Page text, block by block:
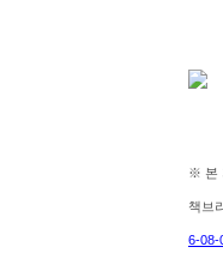
※ 본
책브
6-08-